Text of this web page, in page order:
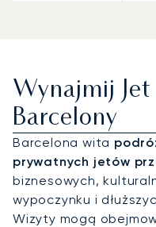
Wynajmij
Barcelony
Barcelona wita
prywatnych jetów
biznesowych,
wypoczynku i
Wizyty mogą